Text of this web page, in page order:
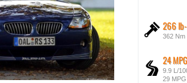
266
362 Nm
24 MPG
9.9 L/
29